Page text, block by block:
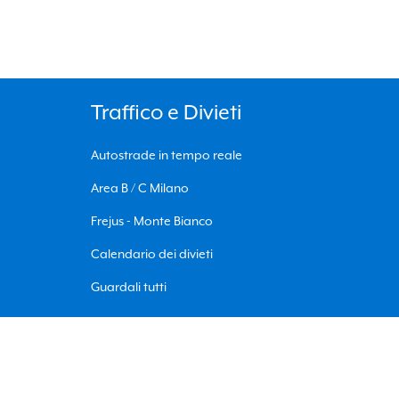
Traffico e Divieti
Autostrade in tempo reale
Area B / C Milano
Frejus - Monte Bianco
Calendario dei divieti
Guardali tutti